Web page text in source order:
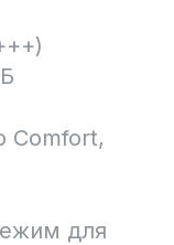
Comfort,
для